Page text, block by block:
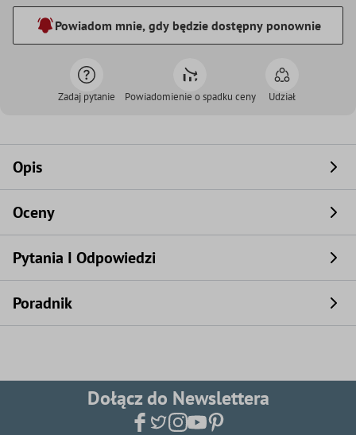
Powiadom mnie, gdy będzie dostępny ponownie
Zadaj pytanie Powiadomienie o spadku ceny Udział
Opis
Oceny
Pytania I Odpowiedzi
Poradnik
Dołącz do Newslettera